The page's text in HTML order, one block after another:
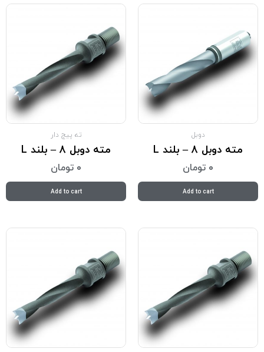
دوبل
مته دوبل 8 – بلند L
0 تومان
Add to cart
ته پیچ دار
مته دوبل 8 – بلند L
0 تومان
Add to cart